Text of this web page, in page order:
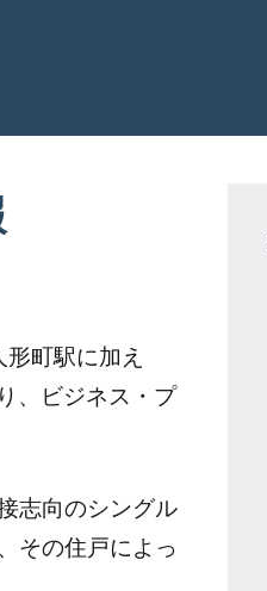
町駅に加え
、ビジネス・プ
志向のシングル
その住戸によっ